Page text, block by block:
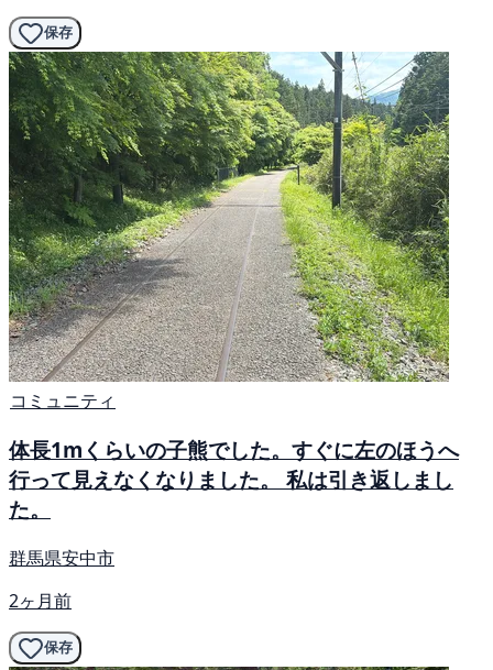
保存
コミュニティ
体長1mくらいの子熊でした。すぐに左のほうへ
行って見えなくなりました。 私は引き返しまし
た。
群馬県安中市
2ヶ月前
保存